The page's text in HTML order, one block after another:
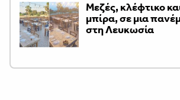
Μεζές, κλέφτικο
μπίρα, σε μια
στη Λευκωσία